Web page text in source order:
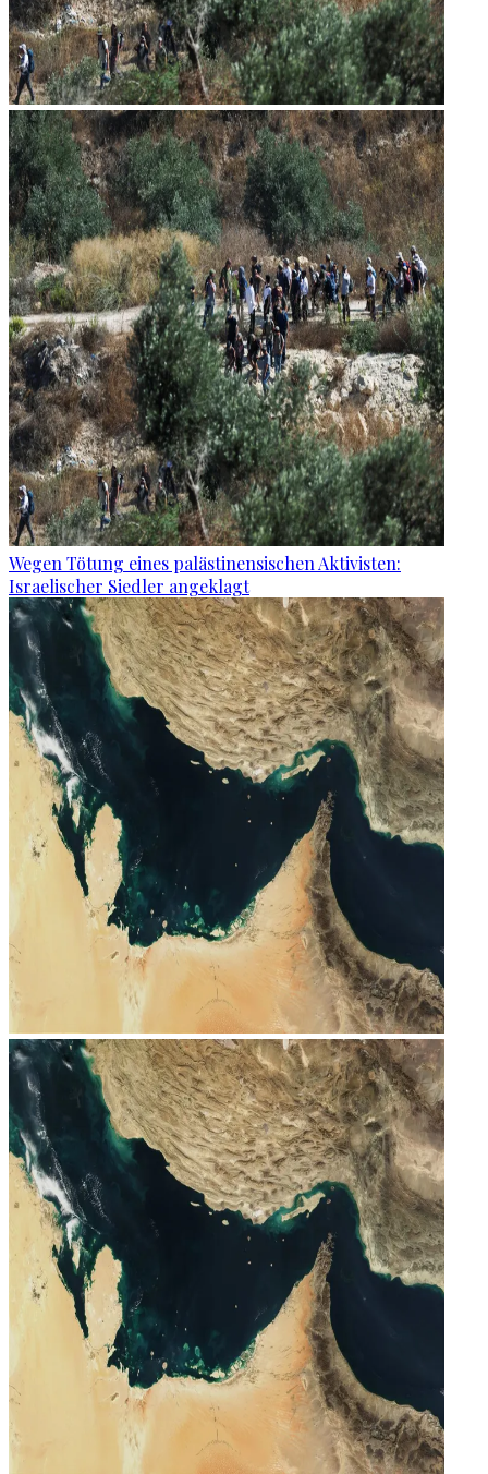
Wegen Tötung eines palästinensischen Aktivisten:
Israelischer Siedler angeklagt